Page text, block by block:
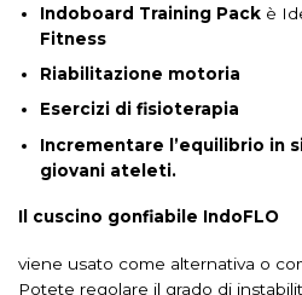
Indoboard Training Packè
Fitness
Riabilitazione motoria
Esercizi di fisioterapia
Incrementare l’equilibrio in
giovani ateleti.
Il cuscino gonfiabile IndoFLO
viene usato come alternativa o
Potete regolare il grado di